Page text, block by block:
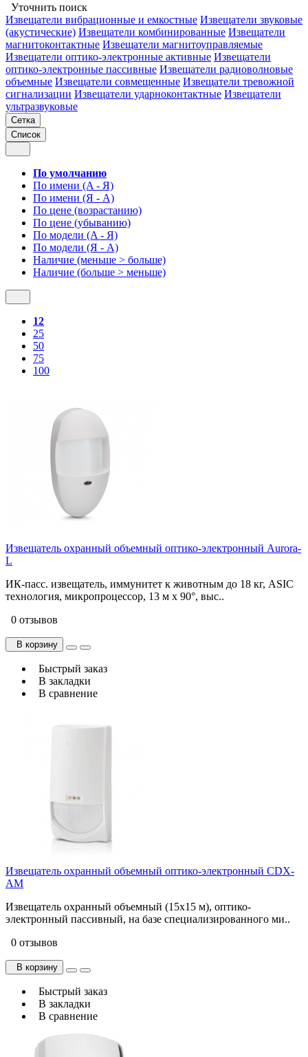
Уточнить поиск
Извещатели вибрационные и емкостные Извещатели звуковые
(акустические) Извещатели комбинированные Извещатели
магнитоконтактные Извещатели магнитоуправляемые
Извещатели оптико-электронные активные Извещатели
оптико-электронные пассивные Извещатели радиоволновые
объемные Извещатели совмещенные Извещатели тревожной
сигнализации Извещатели ударноконтактные Извещатели
ультразвуковые
Сетка
Список
По умолчанию
По имени (A - Я)
По имени (Я - A)
По цене (возрастанию)
По цене (убыванию)
По модели (A - Я)
По модели (Я - A)
Наличие (меньше > больше)
Наличие (больше > меньше)
12
25
50
75
100
Извещатель охранный объемный оптико-электронный Aurora-
L
ИК-пасс. извещатель, иммунитет к животным до 18 кг, ASIC
технология, микропроцессор, 13 м х 90°, выс..
0 отзывов
В корзину
Быстрый заказ
В закладки
В сравнение
Извещатель охранный объемный оптико-электронный CDX-
AM
Извещатель охранный объемный (15х15 м), оптико-
электронный пассивный, на базе специализированного ми..
0 отзывов
В корзину
Быстрый заказ
В закладки
В сравнение